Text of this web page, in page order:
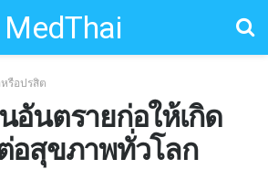
MedThai
รือปรสิต
อันตรายก่อให้เกิด
อสุขภาพทั่วโลก